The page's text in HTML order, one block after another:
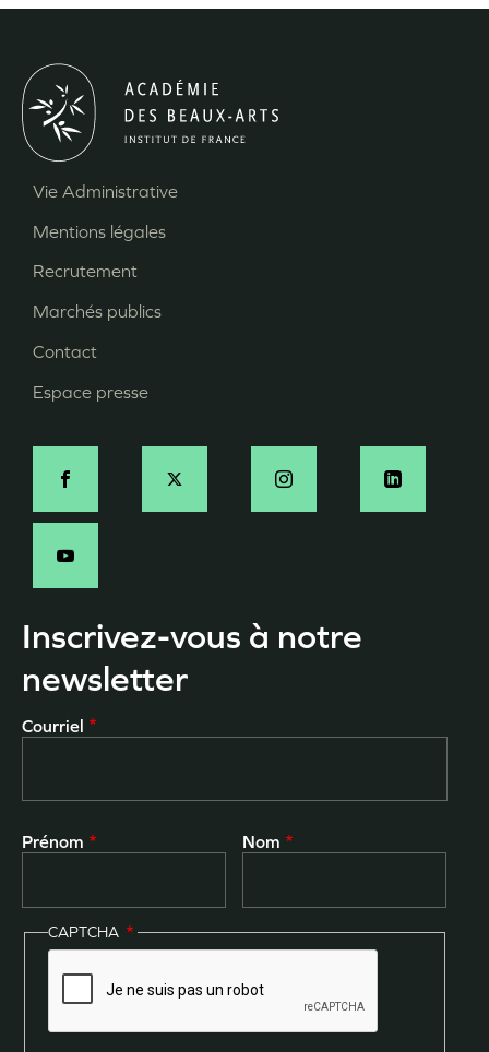
Pied
de
page
Vie Administrative
Mentions légales
Recrutement
Marchés publics
Contact
Espace presse
Social
Inscrivez-vous à notre
newsletter
Courriel
Prénom Nom
CAPTCHA